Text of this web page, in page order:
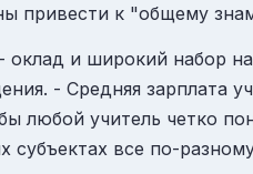
привести к "общему
- оклад и широкий
- Средняя зарплата
любой учитель четко
субъектах все по-